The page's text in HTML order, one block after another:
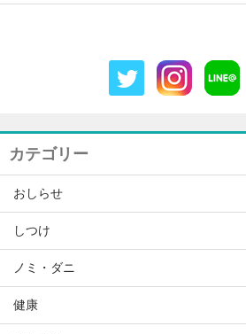
カテゴリー
おしらせ
しつけ
ノミ・ダニ
健康